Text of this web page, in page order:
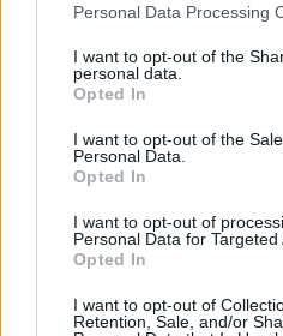
Personal Data Processing
I want to opt-out of the
personal data.
Opted In
I want to opt-out of the
Personal Data.
Opted In
I want to opt-out of
Personal Data for Targeted
Opted In
I want to opt-out of
Retention, Sale, and/or
spotkania przesądził miał
zaczynali po teoretycznie
tego skrzętny użytek,
pięciopunktową przewagę.
roztrwonili, bo 9INE było
rozmiary zwycięstwa mogły
formacja nieco postraszyła
to, by ostatecznie i tak